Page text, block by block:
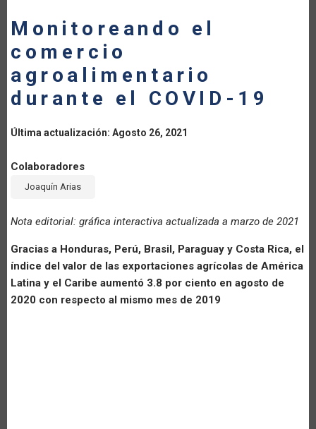
A
LA
NAVEGACIÓN
Monitoreando el
comercio
agroalimentario
durante el COVID-19
Última actualización: Agosto 26, 2021
Colaboradores
Joaquín Arias
Nota editorial: gráfica interactiva actualizada a marzo de 2021
Gracias a Honduras, Perú, Brasil, Paraguay y Costa Rica, el
índice del valor de las exportaciones agrícolas de América
Latina y el Caribe aumentó 3.8 por ciento en agosto de
2020 con respecto al mismo mes de 2019